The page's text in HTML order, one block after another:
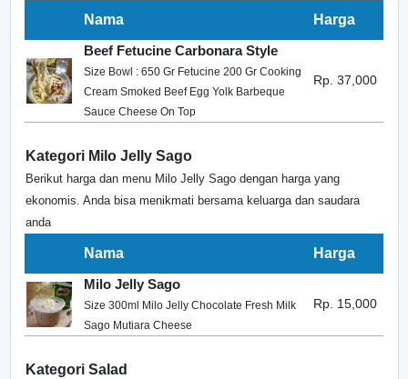
Nama
Harga
Beef Fetucine Carbonara Style
Size Bowl : 650 Gr Fetucine 200 Gr Cooking
Cream Smoked Beef Egg Yolk Barbeque
Sauce Cheese On Top
Rp. 37,000
Kategori Milo Jelly Sago
Berikut harga dan menu Milo Jelly Sago dengan harga yang
ekonomis. Anda bisa menikmati bersama keluarga dan saudara
anda
Nama
Harga
Milo Jelly Sago
Size 300ml Milo Jelly Chocolate Fresh Milk
Sago Mutiara Cheese
Rp. 15,000
Kategori Salad